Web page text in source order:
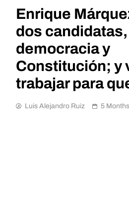
Enrique
dos candidatas,
democracia y
Constitución; y
trabajar para
Luis Alejandro Ruiz 5